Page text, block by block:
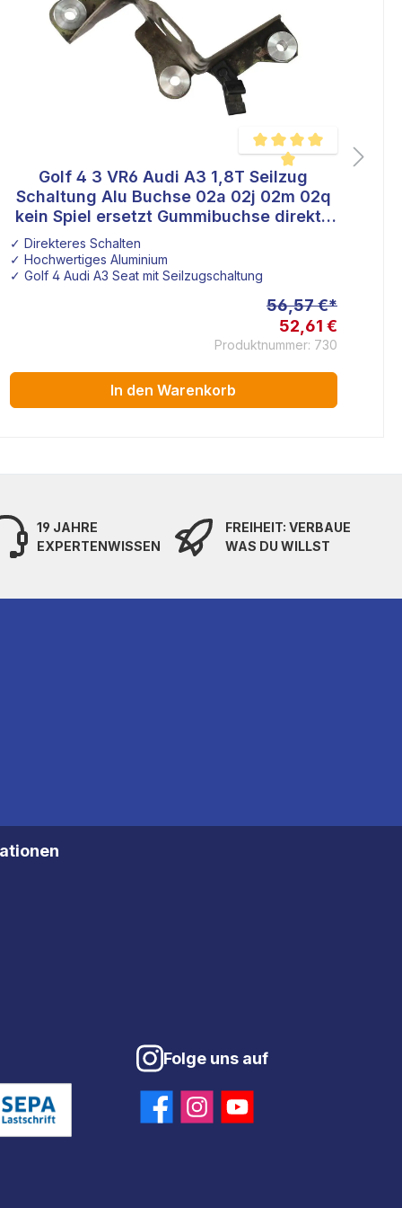
von 5 von 5 Sternen Durchschnittliche
Golf 4 3 VR6 Audi A3 1,8T Seilzug
Schaltung Alu Buchse 02a 02j 02m 02q
kein Spiel ersetzt Gummibuchse direkte
✓ Direkteres Schalten
✓ Hochwertiges Aluminium
✓ Golf 4 Audi A3 Seat mit Seilzugschaltung
56,57 €*
52,61 €
Produktnummer: 730
In den Warenkorb
19 JAHRE
EXPERTENWISSEN
FREIHEIT: VERBAUE
WAS DU WILLST
Folge uns auf